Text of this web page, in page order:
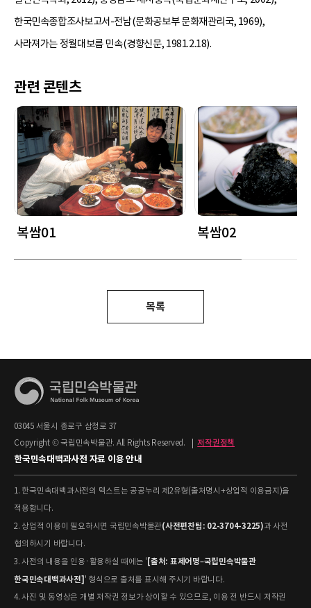
한국민속종합조사보고서-전남(문화공보부 문화재관리국, 1969),
사라져가는 정월대보름 민속(경향신문, 1981.2.18).
관련 콘텐츠
복쌈01 복쌈02
목록
03045 서울시 종로구 삼청로 37
Copyright © 국립민속박물관. All Rights Reserved.
저작권정책
한국민속대백과사전 자료 이용 안내
1. 한국민속대백과사전의 텍스트는 공공누리 제2유형(출처명시+상업적 이용금지)을
적용합니다.
2. 상업적 이용이 필요하시면 국립민속박물관(사전편찬팀: 02-3704-3225)과 사전
협의하시기 바랍니다.
3. 사전의 내용을 인용·활용하실 때에는 ' [출처: 표제어명–국립민속박물관
한국민속대백과사전] ' 형식으로 출처를 표시해 주시기 바랍니다.
4. 사진 및 동영상은 개별 저작권 정보가 상이할 수 있으므로, 이용 전 반드시 저작권